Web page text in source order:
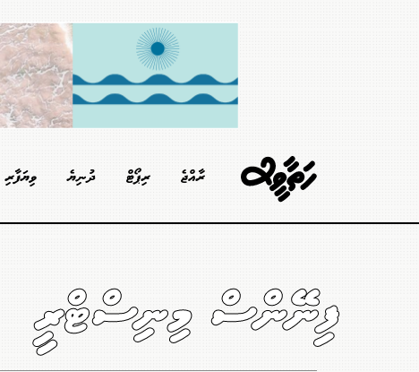
ރާއްޖެ ރިޕޯޓް ދުނިޔެ ވިޔަފާރި
ފިނޭންސް މިނިސްޓްރީ